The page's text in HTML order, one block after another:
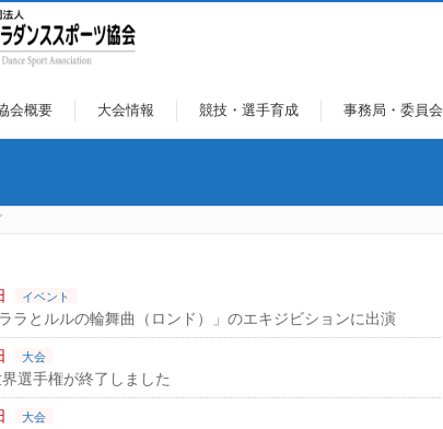
会概要 大会情報 競技・選手育成 事務局・委員会
イベント
ラとルルの輪舞曲（ロンド）」のエキジビションに出演
大会
選手権が終了しました
大会